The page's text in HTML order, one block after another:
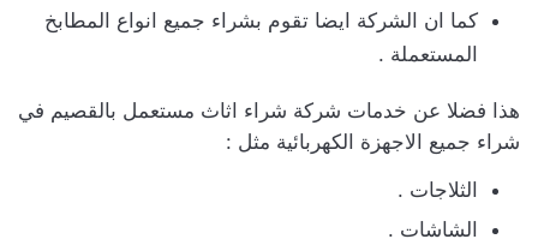
كما ان الشركة ايضا تقوم بشراء جميع انواع المطابخ
المستعملة .
هذا فضلا عن خدمات شركة شراء اثاث مستعمل بالقصيم في
شراء جميع الاجهزة الكهربائية مثل :
الثلاجات .
الشاشات .